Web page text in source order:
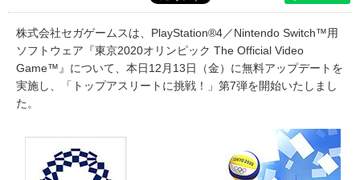
株式会社セガゲームスは、PlayStation®4／Nintendo Switch™用
ソフトウェア『東京2020オリンピック The Official Video
Game™』について、本日12月13日（金）に無料アップデートを
実施し、「トップアスリートに挑戦！」第7弾を開始いたしまし
た。